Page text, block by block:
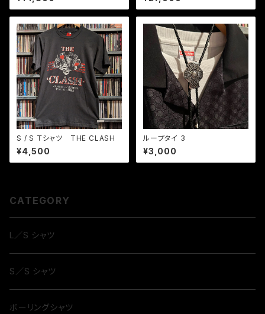
S / S Ｔシャツ THE CLASH
¥4,500
ループタイ 3
¥3,000
CATEGORY
L／S シャツ
S／S シャツ
ボーリングシャツ